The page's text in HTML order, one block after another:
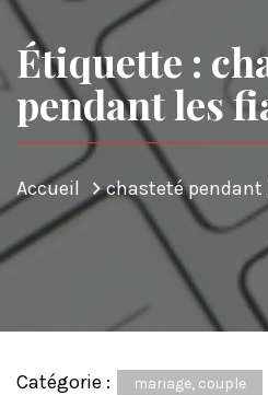
Étiquette :
pendant les
Accueil chasteté
Catégorie : mariage, couple